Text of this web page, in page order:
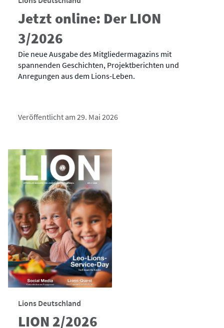
Jetzt online: Der LION
3/2026
Die neue Ausgabe des Mitgliedermagazins mit
spannenden Geschichten, Projektberichten und
Anregungen aus dem Lions-Leben.
Veröffentlicht am 29. Mai 2026
Lions Deutschland
LION 2/2026